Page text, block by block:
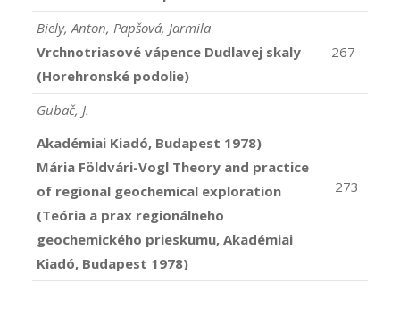
Biely, Anton, Papšová, Jarmila
Vrchnotriasové vápence Dudlavej skaly
(Horehronské podolie)
267
Gubač, J.
Akadémiai Kiadó, Budapest 1978)
Mária Földvári-Vogl Theory and practice
of regional geochemical exploration
(Teória a prax regionálneho
geochemického prieskumu, Akadémiai
Kiadó, Budapest 1978)
273